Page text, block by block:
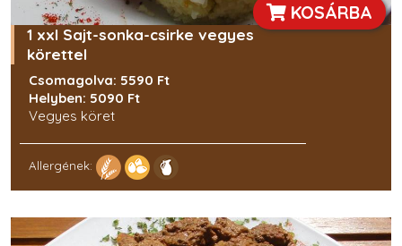
KOSÁRBA
1 xxl Sajt-sonka-csirke vegyes
körettel
Csomagolva: 5590 Ft
Helyben: 5090 Ft
Vegyes köret
Allergének: